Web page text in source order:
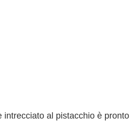
intrecciato al pistacchio è pronto